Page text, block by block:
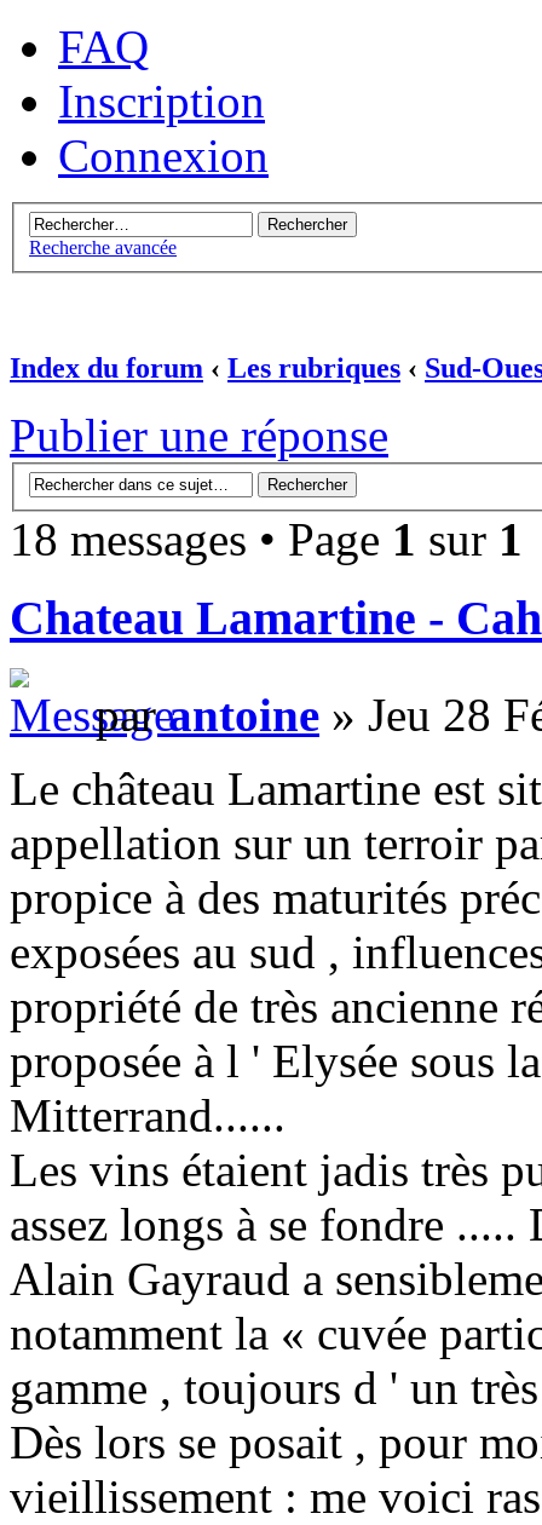
FAQ
Inscription
Connexion
Recherche avancée
Index du forum ‹ Les rubriques ‹ Sud-
Publier une réponse
18 messages • Page 1 sur 1
Chateau Lamartine -
parantoine » Jeu 28
Le château Lamartine est
appellation sur un terroir
propice à des maturités
exposées au sud ,
propriété de très ancienne
proposée à l ' Elysée sous
Mitterrand......
Les vins étaient jadis très
assez longs à se fondre
Alain Gayraud a
notamment la « cuvée
gamme , toujours d ' un
Dès lors se posait , pour
vieillissement : me voici